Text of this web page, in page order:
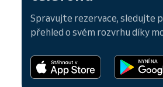
Spravujte rezervace, sledujte
přehled o svém rozvrhu díky